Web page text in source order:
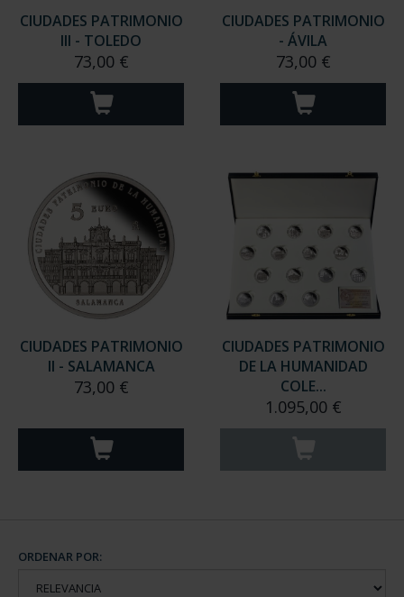
CIUDADES PATRIMONIO
III - TOLEDO
73,00 €
CIUDADES PATRIMONIO
- ÁVILA
73,00 €
CIUDADES PATRIMONIO
II - SALAMANCA
73,00 €
CIUDADES PATRIMONIO
DE LA HUMANIDAD
COLE...
1.095,00 €
ORDENAR POR: